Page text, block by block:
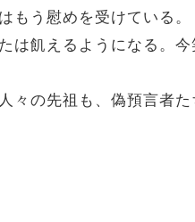
もう慰めを受けている。
は飢えるようになる。
々の先祖も、偽預言者